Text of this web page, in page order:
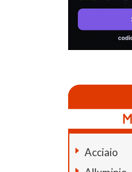
Acciaio